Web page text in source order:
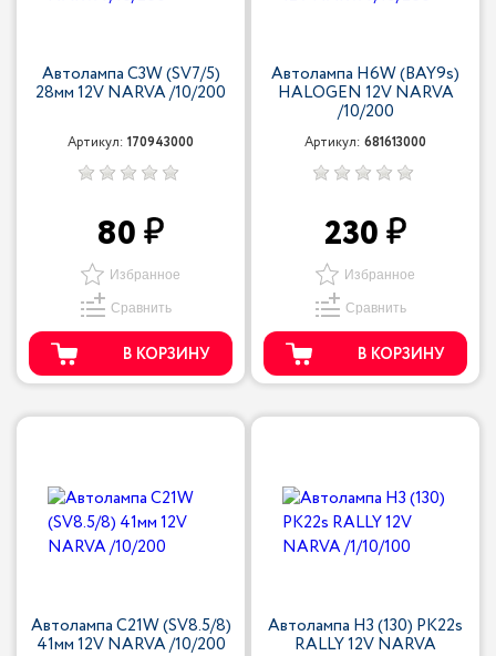
Автолампа C3W (SV7/5)
28мм 12V NARVA /10/200
Артикул: 170943000
80
Избранное
Сравнить
В КОРЗИНУ
Автолампа H6W (BAY9s)
HALOGEN 12V NARVA
/10/200
Артикул: 681613000
230
Избранное
Сравнить
В КОРЗИНУ
Автолампа C21W (SV8.5/8)
41мм 12V NARVA /10/200
Автолампа H3 (130) PK22s
RALLY 12V NARVA